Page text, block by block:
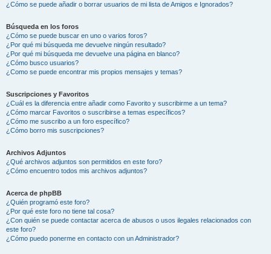
¿Cómo se puede añadir o borrar usuarios de mi lista de Amigos e Ignorados?
Búsqueda en los foros
¿Cómo se puede buscar en uno o varios foros?
¿Por qué mi búsqueda me devuelve ningún resultado?
¿Por qué mi búsqueda me devuelve una página en blanco?
¿Cómo busco usuarios?
¿Como se puede encontrar mis propios mensajes y temas?
Suscripciones y Favoritos
¿Cuál es la diferencia entre añadir como Favorito y suscribirme a un tema?
¿Cómo marcar Favoritos o suscribirse a temas específicos?
¿Cómo me suscribo a un foro específico?
¿Cómo borro mis suscripciones?
Archivos Adjuntos
¿Qué archivos adjuntos son permitidos en este foro?
¿Cómo encuentro todos mis archivos adjuntos?
Acerca de phpBB
¿Quién programó este foro?
¿Por qué este foro no tiene tal cosa?
¿Con quién se puede contactar acerca de abusos o usos ilegales relacionados con
este foro?
¿Cómo puedo ponerme en contacto con un Administrador?